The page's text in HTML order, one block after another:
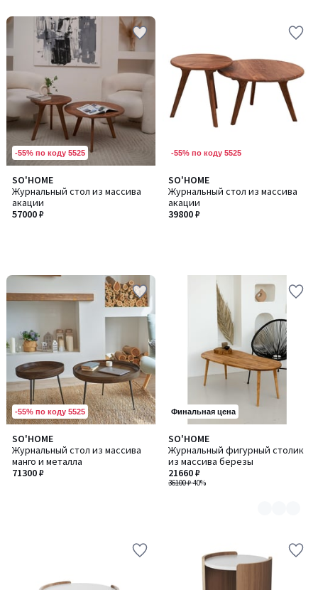
-55% по коду 5525
SO'HOME
Журнальный стол из массива
акации
57000 ₽
-55% по коду 5525
SO'HOME
Журнальный стол из массива
акации
39800 ₽
-55% по коду 5525
SO'HOME
Журнальный стол из массива
манго и металла
71300 ₽
Финальная цена
SO'HOME
Журнальный фигурный столик
из массива березы
36100 ₽-40%
21660 ₽
Количество
цветов:
4